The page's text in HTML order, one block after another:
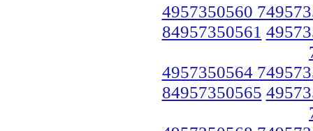
4957350560
84957350561
4957350564
84957350565